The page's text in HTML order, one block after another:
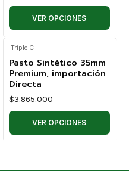
VER OPCIONES
Triple C
Pasto Sintético 35mm
Premium, importación
Directa
$3.865.000
VER OPCIONES